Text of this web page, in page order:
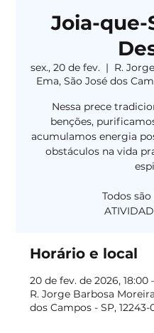
Joia-que-
sex., 20 de fev.
  |
R.
Ema, São José dos
Nessa prece
benções,
acumulamos energia
obstáculos na vida
Todos
Horário e local
20 de fev. de 2026, 18:00
R. Jorge Barbosa
dos Campos - SP,